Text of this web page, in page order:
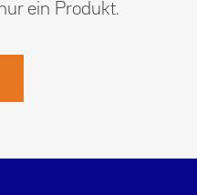
ein Produkt.